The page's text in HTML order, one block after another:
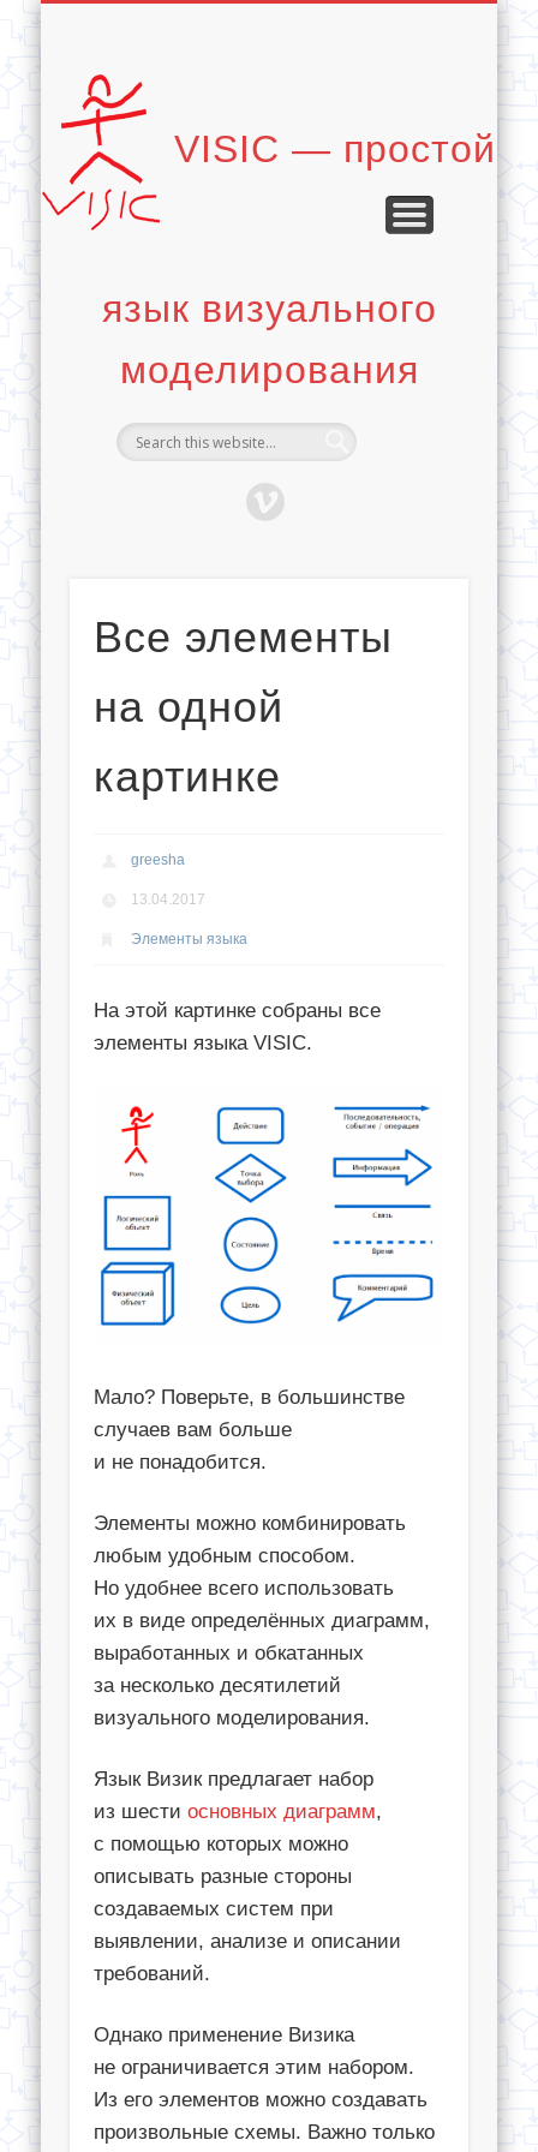
VISIC — простой
язык визуального
моделирования
Все элементы
на одной
картинке
greesha
13.04.2017
Элементы языка
На этой картинке собраны все
элементы языка VISIC.
Мало? Поверьте, в большинстве
случаев вам больше
и не понадобится.
Элементы можно комбинировать
любым удобным способом.
Но удобнее всего использовать
их в виде определённых диаграмм,
выработанных и обкатанных
за несколько десятилетий
визуального моделирования.
Язык Визик предлагает набор
из шестиосновных диаграмм,
с помощью которых можно
описывать разные стороны
создаваемых систем при
выявлении, анализе и описании
требований.
Однако применение Визика
не ограничивается этим набором.
Из его элементов можно создавать
произвольные схемы. Важно только